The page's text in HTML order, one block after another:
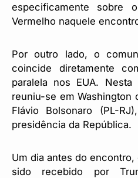
especificamente sobre
Vermelho naquele
Por outro lado, o
coincide diretamente
paralela nos EUA.
reuniu-se em Washington
Flávio Bolsonaro (PL-
presidência da República.
Um dia antes do
sido recebido por